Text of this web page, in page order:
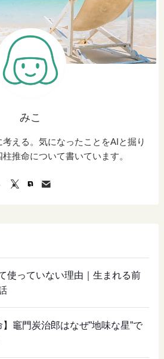
みこ
える。気になったことをAIと掘り
推命について書いています。
使っていない理由｜生まれる前
】竈門炭治郎はなぜ”地味な星”で